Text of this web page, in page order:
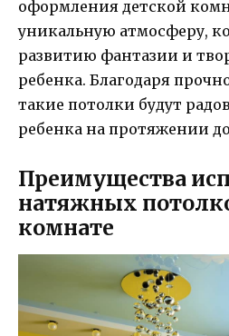
оформления детской
уникальную атмосферу,
развитию фантазии и
ребенка. Благодаря
такие потолки будут
ребенка на протяжении
Преимущества
натяжных
комнате